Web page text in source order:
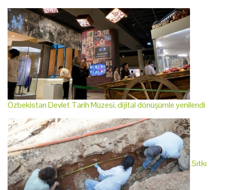
Özbekistan Devlet Tarih Müzesi, dijital dönüşümle yenilendi
Sıtkı